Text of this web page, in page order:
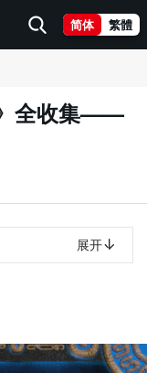
简体 繁體
》全收集——
展开